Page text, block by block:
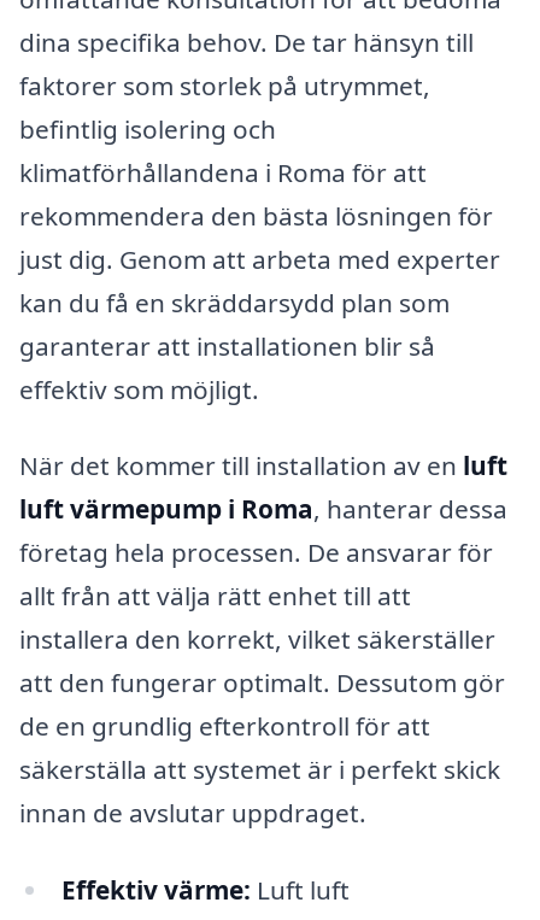
dina specifika behov. De tar hänsyn till
faktorer som storlek på utrymmet,
befintlig isolering och
klimatförhållandena i Roma för att
rekommendera den bästa lösningen för
just dig. Genom att arbeta med experter
kan du få en skräddarsydd plan som
garanterar att installationen blir så
effektiv som möjligt.
När det kommer till installation av en luft
luft värmepump i Roma, hanterar dessa
företag hela processen. De ansvarar för
allt från att välja rätt enhet till att
installera den korrekt, vilket säkerställer
att den fungerar optimalt. Dessutom gör
de en grundlig efterkontroll för att
säkerställa att systemet är i perfekt skick
innan de avslutar uppdraget.
Effektiv värme: Luft luft